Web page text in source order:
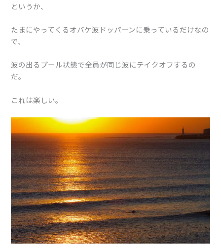
というか、
たまにやってくるオバケ波ドッパーンに乗っているだけなの
で、
波の出るプール状態で全員が同じ波にテイクオフするの
だ。
これは楽しい。